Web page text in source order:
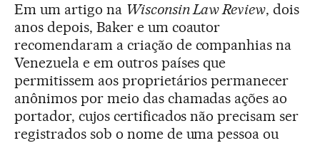
Em um artigo na Wisconsin Law Review, dois
anos depois, Baker e um coautor
recomendaram a criação de companhias na
Venezuela e em outros países que
permitissem aos proprietários permanecer
anônimos por meio das chamadas ações ao
portador, cujos certificados não precisam ser
registrados sob o nome de uma pessoa ou